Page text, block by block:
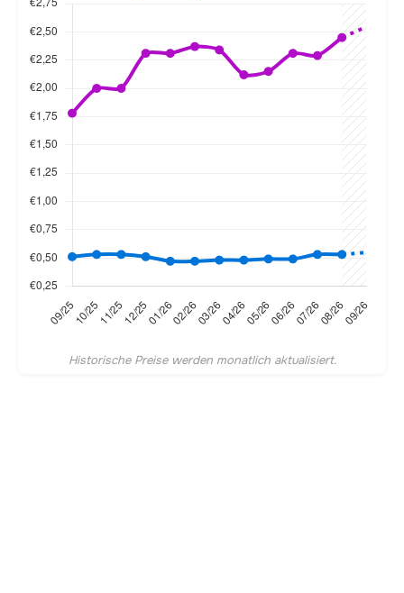
Historische Preise werden monatlich aktualisiert.